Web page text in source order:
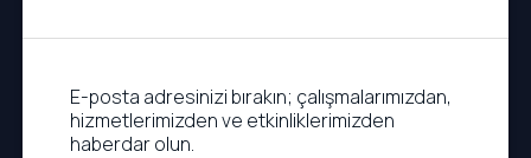
E-posta adresinizi bırakın; çalışmalarımızdan,
hizmetlerimizden ve etkinliklerimizden
haberdar olun.